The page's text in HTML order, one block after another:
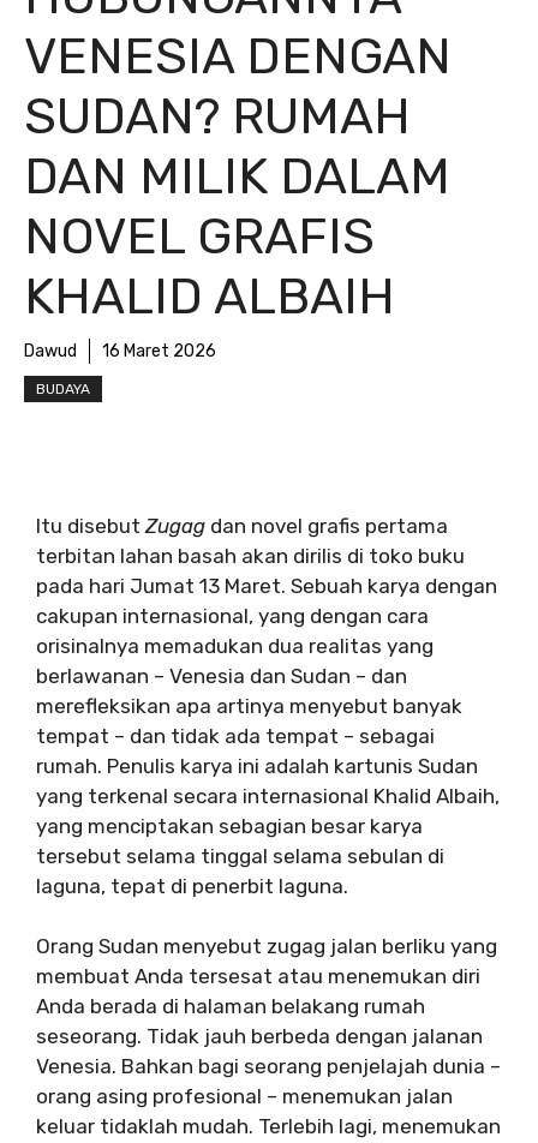
VENESIA DENGAN
SUDAN? RUMAH
DAN MILIK DALAM
NOVEL GRAFIS
KHALID ALBAIH
Dawud 16 Maret 2026
BUDAYA
Itu disebut Zugag dan novel grafis pertama
terbitan lahan basah akan dirilis di toko buku
pada hari Jumat 13 Maret. Sebuah karya dengan
cakupan internasional, yang dengan cara
orisinalnya memadukan dua realitas yang
berlawanan – Venesia dan Sudan – dan
merefleksikan apa artinya menyebut banyak
tempat – dan tidak ada tempat – sebagai
rumah. Penulis karya ini adalah kartunis Sudan
yang terkenal secara internasional Khalid Albaih,
yang menciptakan sebagian besar karya
tersebut selama tinggal selama sebulan di
laguna, tepat di penerbit laguna.
Orang Sudan menyebut zugag jalan berliku yang
membuat Anda tersesat atau menemukan diri
Anda berada di halaman belakang rumah
seseorang. Tidak jauh berbeda dengan jalanan
Venesia. Bahkan bagi seorang penjelajah dunia –
orang asing profesional – menemukan jalan
keluar tidaklah mudah. Terlebih lagi, menemukan